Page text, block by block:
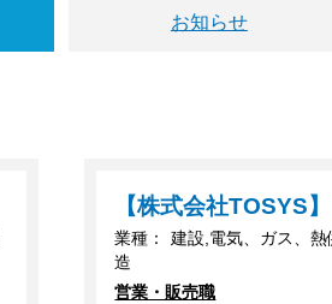
お知らせ
【株式会社TOSYS】
業種：
建設,電気、ガス、
造
営業・販売職